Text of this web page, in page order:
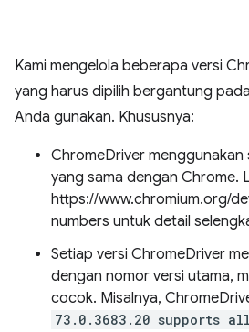
Kami mengelola beberapa versi
yang harus dipilih bergantung
Anda gunakan. Khususnya:
ChromeDriver menggunakan
yang sama dengan Chrome.
https://www.chromium.org/
numbers untuk detail
Setiap versi ChromeDriver
dengan nomor versi utama,
cocok. Misalnya,
73.0.3683.20 supports